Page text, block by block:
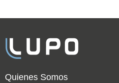
Quienes Somos